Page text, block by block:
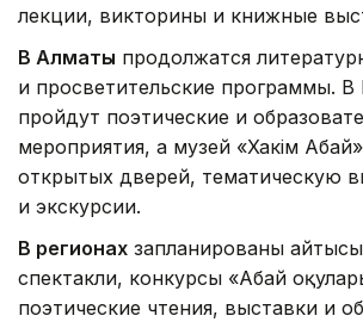
лекции, викторины и книжные
В Алматы продолжатся
и просветительские программы.
пройдут поэтические и
мероприятия, а музей «Хакім
открытых дверей, тематическую
и экскурсии.
В регионах запланированы
спектакли, конкурсы «Абай
поэтические чтения, выставки и